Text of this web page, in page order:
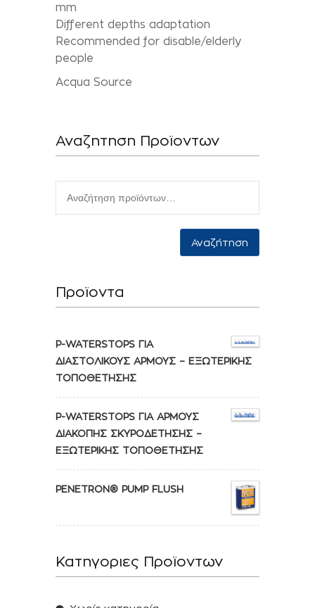
mm
Different depths adaptation
Recommended for disable/elderly
people
Acqua Source
Αναζητηση Προϊοντων
Αναζήτηση
Προϊοντα
P-WATERSTOPS ΓΙΑ
ΔΙΑΣΤΟΛΙΚΟΥΣ ΑΡΜΟΥΣ – ΕΞΩΤΕΡΙΚΗΣ
ΤΟΠΟΘΕΤΗΣΗΣ
P-WATERSTOPS ΓΙΑ ΑΡΜΟΥΣ
ΔΙΑΚΟΠΗΣ ΣΚΥΡΟΔΕΤΗΣΗΣ –
ΕΞΩΤΕΡΙΚΗΣ ΤΟΠΟΘΕΤΗΣΗΣ
PENETRON® PUMP FLUSH
Κατηγοριες Προϊοντων